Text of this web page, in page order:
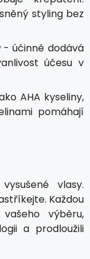
styling bez
- účinně dodává
účesu v
AHA kyseliny,
pomáhají
vlasy.
Každou
výběru,
a prodloužili